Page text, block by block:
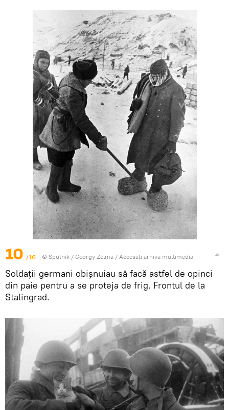
10 /16 © Sputnik / Georgy Zelma / Accesați arhiva multimedia
Soldații germani obișnuiau să facă astfel de opinci
din paie pentru a se proteja de frig. Frontul de la
Stalingrad.